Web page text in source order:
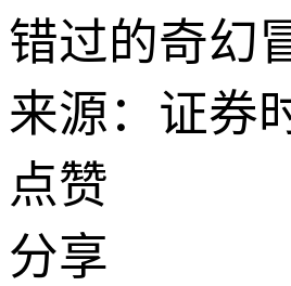
错过的奇幻
来源：证券
点赞
分享